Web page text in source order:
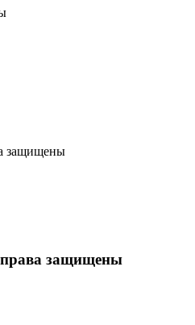
защищены
права защищены